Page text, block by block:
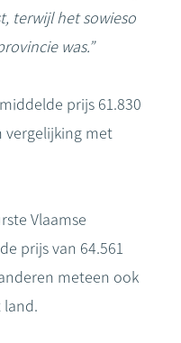
terwijl het sowieso
was.”
prijs 61.830
vergelijking met
Vlaamse
prijs van 64.561
meteen ook
land.